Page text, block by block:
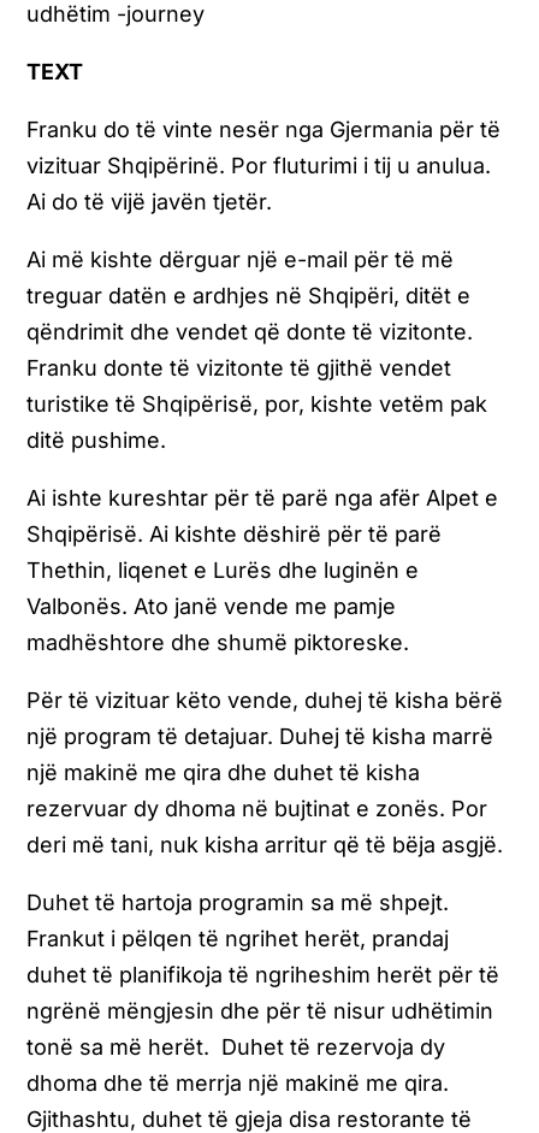
udhëtim -journey
TEXT
Franku do të vinte nesër nga Gjermania për të
vizituar Shqipërinë. Por fluturimi i tij u anulua.
Ai do të vijë javën tjetër.
Ai më kishte dërguar një e-mail për të më
treguar datën e ardhjes në Shqipëri, ditët e
qëndrimit dhe vendet që donte të vizitonte.
Franku donte të vizitonte të gjithë vendet
turistike të Shqipërisë, por, kishte vetëm pak
ditë pushime.
Ai ishte kureshtar për të parë nga afër Alpet e
Shqipërisë. Ai kishte dëshirë për të parë
Thethin, liqenet e Lurës dhe luginën e
Valbonës. Ato janë vende me pamje
madhështore dhe shumë piktoreske.
Për të vizituar këto vende, duhej të kisha bërë
një program të detajuar. Duhej të kisha marrë
një makinë me qira dhe duhet të kisha
rezervuar dy dhoma në bujtinat e zonës. Por
deri më tani, nuk kisha arritur që të bëja asgjë.
Duhet të hartoja programin sa më shpejt.
Frankut i pëlqen të ngrihet herët, prandaj
duhet të planifikoja të ngriheshim herët për të
ngrënë mëngjesin dhe për të nisur udhëtimin
tonë sa më herët. Duhet të rezervoja dy
dhoma dhe të merrja një makinë me qira.
Gjithashtu, duhet të gjeja disa restorante të